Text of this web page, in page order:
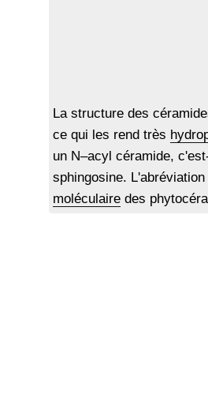
La structure des
ce qui les rend très
un N–acyl céramide,
sphingosine.
moléculaire des